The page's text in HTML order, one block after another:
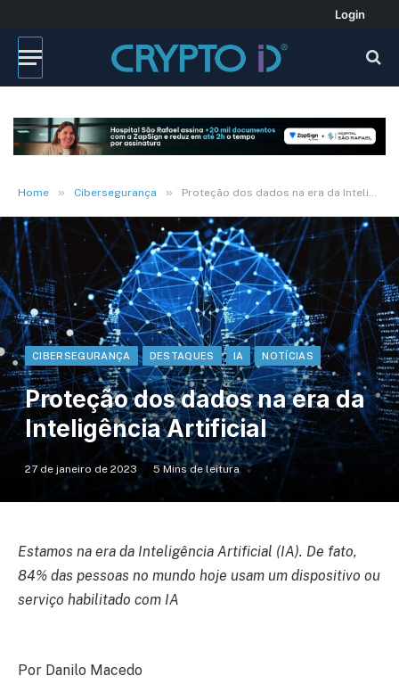
Login
Home » Cibersegurança » Proteção dos dados na era da Inteligência Artificial
CIBERSEGURANÇA DESTAQUES IA NOTÍCIAS
Proteção dos dados na era da
Inteligência Artificial
27 de janeiro de 2023 5 Mins de leitura
Estamos na era da Inteligência Artificial (IA). De fato,
84% das pessoas no mundo hoje usam um dispositivo ou
serviço habilitado com IA
Por Danilo Macedo